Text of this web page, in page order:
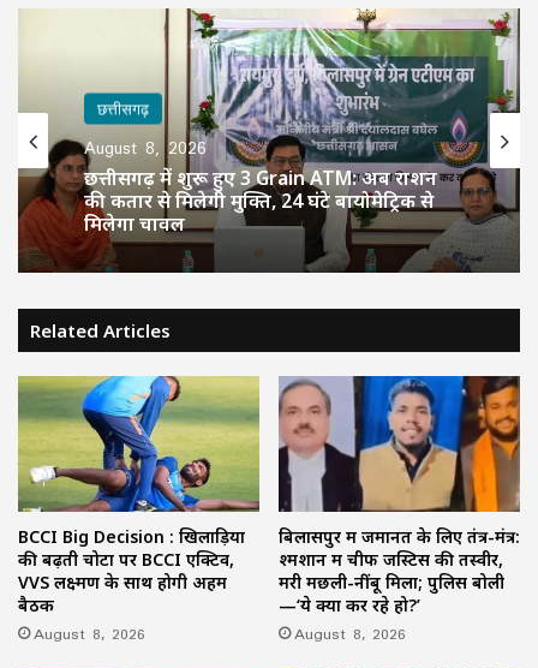
छत्तीसगढ़
August 8, 2026
छत्तीसगढ़ में शुरू हुए 3 Grain ATM: अब राशन
की कतार से मिलेगी मुक्ति, 24 घंटे बायोमेट्रिक से
मिलेगा चावल
Related Articles
BCCI Big Decision : खिलाड़ियों
की बढ़ती चोटों पर BCCI एक्टिव,
VVS लक्ष्मण के साथ होगी अहम
बैठक
August 8, 2026
बिलासपुर में जमानत के लिए तंत्र-मंत्र:
श्मशान में चीफ जस्टिस की तस्वीर,
मरी मछली-नींबू मिला; पुलिस बोली
—‘ये क्या कर रहे हो?’
August 8, 2026